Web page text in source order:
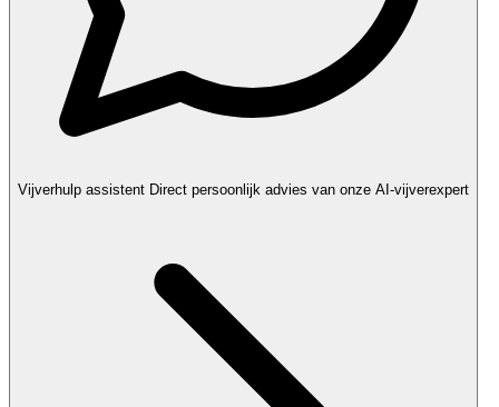
Vijverhulp assistent Direct persoonlijk advies van onze AI-vijverexpert